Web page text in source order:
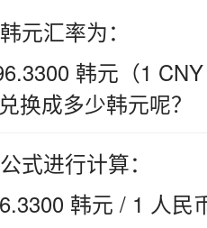
元汇率为：
韩元（1
换成多少韩元呢？
式进行计算：
韩元 / 1 人民